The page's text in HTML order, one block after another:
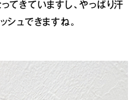
てきていますし、やっぱり汗
シュできますね。